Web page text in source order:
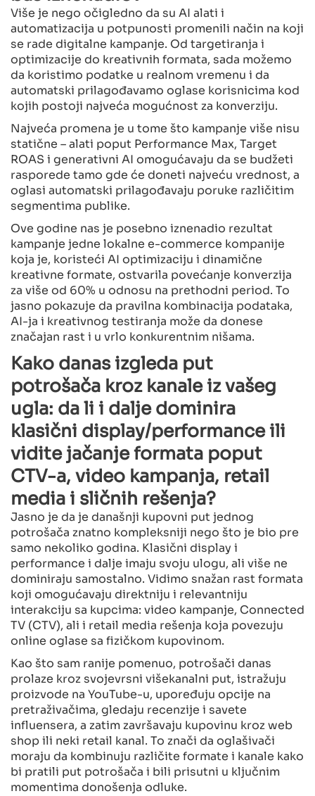
Više je nego očigledno da su AI alati i
automatizacija u potpunosti promenili način na koji
se rade digitalne kampanje. Od targetiranja i
optimizacije do kreativnih formata, sada možemo
da koristimo podatke u realnom vremenu i da
automatski prilagođavamo oglase korisnicima kod
kojih postoji najveća mogućnost za konverziju.
Najveća promena je u tome što kampanje više nisu
statične – alati poput Performance Max, Target
ROAS i generativni AI omogućavaju da se budžeti
rasporede tamo gde će doneti najveću vrednost, a
oglasi automatski prilagođavaju poruke različitim
segmentima publike.
Ove godine nas je posebno iznenadio rezultat
kampanje jedne lokalne e-commerce kompanije
koja je, koristeći AI optimizaciju i dinamične
kreativne formate, ostvarila povećanje konverzija
za više od 60% u odnosu na prethodni period. To
jasno pokazuje da pravilna kombinacija podataka,
AI-ja i kreativnog testiranja može da donese
značajan rast i u vrlo konkurentnim nišama.
Kako danas izgleda put
potrošača kroz kanale iz vašeg
ugla: da li i dalje dominira
klasični display/performance ili
vidite jačanje formata poput
CTV-a, video kampanja, retail
media i sličnih rešenja?
Jasno je da je današnji kupovni put jednog
potrošača znatno kompleksniji nego što je bio pre
samo nekoliko godina. Klasični display i
performance i dalje imaju svoju ulogu, ali više ne
dominiraju samostalno. Vidimo snažan rast formata
koji omogućavaju direktniju i relevantniju
interakciju sa kupcima: video kampanje, Connected
TV (CTV), ali i retail media rešenja koja povezuju
online oglase sa fizičkom kupovinom.
Kao što sam ranije pomenuo, potrošači danas
prolaze kroz svojevrsni višekanalni put, istražuju
proizvode na YouTube-u, upoređuju opcije na
pretraživačima, gledaju recenzije i savete
influensera, a zatim završavaju kupovinu kroz web
shop ili neki retail kanal. To znači da oglašivači
moraju da kombinuju različite formate i kanale kako
bi pratili put potrošača i bili prisutni u ključnim
momentima donošenja odluke.